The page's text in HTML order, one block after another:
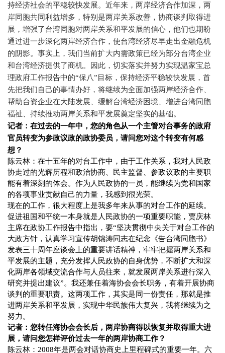
持经济社会的平稳较快发展。近年来，两岸经济合作加深，两
岸同胞共同利益增多，特别是两岸关系改善，协商谈判取得进
展，增强了台湾同胞对两岸关系和平发展的信心，他们也期盼
通过进一步深化两岸经济合作，使台湾经济尽早走出金融危机
的阴影。事实上，我们当前扩大内需政策已经为部分台湾企业
和台湾经济提供了商机。因此，切实落实并努力实现温家宝总
理政府工作报告中的“保八”目标，保持经济平稳较快发展，首
先把我们自己的事情办好，将继续为全面加强两岸经济合作、
帮助台资企业在大陆发展、缓解台湾经济困境、增进台湾同胞
福祉、持续推动两岸关系和平发展奠定坚实的基础。
记者：在过去的一年中，您的角色从一个主管对台事务的政府
官员转变为参政议政的政协委员，请问您对这个转变有何感
想？
陈云林：在十五年的对台工作中，由于工作关系，我对人民政
协走过的光辉历程和政治协商、民主监督、参政议政的主要职
能有着深刻的体会。作为人民政协的一员，能继续为党和国家
的各项事业贡献自己的力量，我感到很光荣。
现在的工作，很大程度上是我多年来从事的对台工作的延续。
促进祖国和平统一本身就是人民政协的一项重要职能，贾庆林
主席在政协工作报告中指出，要“坚决贯彻中央关于对台工作的
大政方针，认真学习宣传胡锦涛同志在纪念《告台湾同胞书》
发表三十周年座谈会上的重要讲话精神，牢牢把握两岸关系和
平发展的主题，充分发挥人民政协的自身优势，不断扩大和深
化两岸各领域交流合作与人员往来，就发展两岸关系进行深入
研究并提出建议”。我还兼任着海协会会长职务，有着开展协商
谈判的重要职责。这两项工作，其实是同一份责任，那就是推
进两岸关系和平发展，实现中华民族伟大复兴，我将继续为之
努力。
记者：您转任海协会会长后，两岸协商得以恢复并取得重大进
展，请问您怎样评价过去一年的两岸协商工作？
陈云林： 2008年是两会对话协商史上里程碑式的重要一年。六